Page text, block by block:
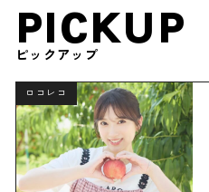
PICKUP
ピックアップ
ロコレコ